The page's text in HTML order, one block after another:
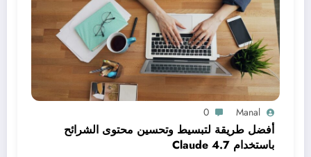
Manal
0
أفضل طريقة لتبسيط وتحسين محتوى الشرائح
باستخدام Claude 4.7